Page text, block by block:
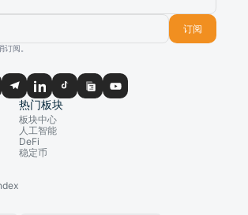
订阅
阅。
热门板块
板块中心
人工智能
DeFi
稳定币